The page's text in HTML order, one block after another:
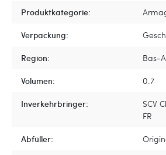
Produktkategorie:
Verpackung:
Region:
Bas-
Volumen:
0.7
Inverkehrbringer:
SCV
FR
Abfüller: